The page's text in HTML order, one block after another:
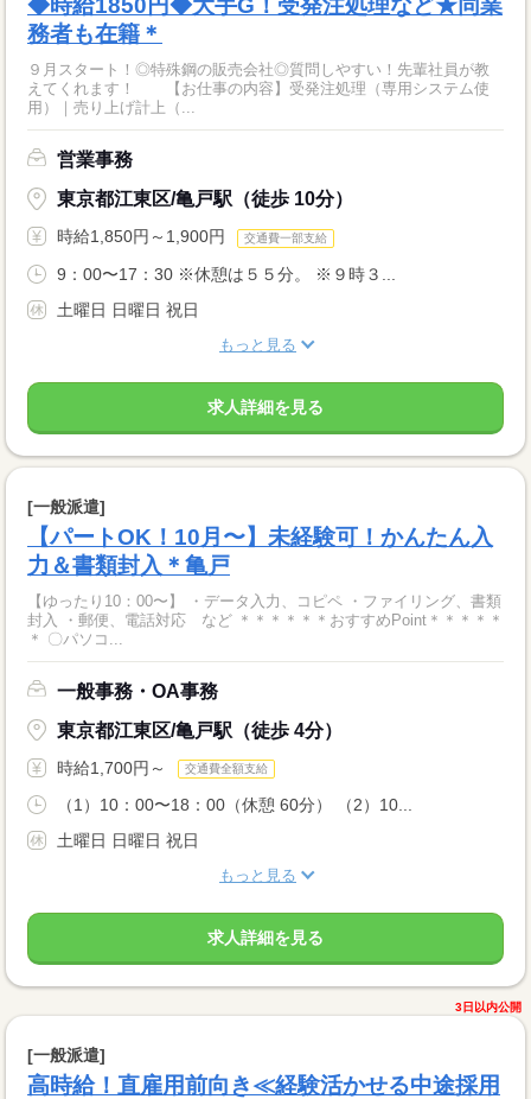
◆時給1850円◆大手G！受発注処理など★同業
務者も在籍＊
９月スタート！◎特殊鋼の販売会社◎質問しやすい！先輩社員が教
えてくれます！ 【お仕事の内容】受発注処理（専用システム使
用）｜売り上げ計上（...
営業事務
東京都江東区/亀戸駅（徒歩 10分）
時給1,850円～1,900円 交通費一部支給
9：00〜17：30 ※休憩は５５分。 ※９時３...
土曜日 日曜日 祝日
もっと見る
求人詳細を見る
[一般派遣]
【パートOK！10月〜】未経験可！かんたん入
力＆書類封入＊亀戸
【ゆったり10：00〜】 ・データ入力、コピペ ・ファイリング、書類
封入 ・郵便、電話対応 など ＊＊＊＊＊＊おすすめPoint＊＊＊＊＊
＊ 〇パソコ...
一般事務・OA事務
東京都江東区/亀戸駅（徒歩 4分）
時給1,700円～ 交通費全額支給
（1）10：00〜18：00（休憩 60分） （2）10...
土曜日 日曜日 祝日
もっと見る
求人詳細を見る
3日以内公開
[一般派遣]
高時給！直雇用前向き≪経験活かせる中途採用